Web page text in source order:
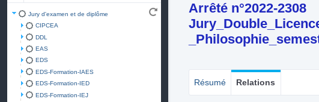
Jury d'examen et de diplôme
CIPCEA
DDL
EAS
EDS
EDS-Formation-IAES
EDS-Formation-IED
EDS-Formation-IEJ
Arrêté n°2022-2308
Résumé Relations